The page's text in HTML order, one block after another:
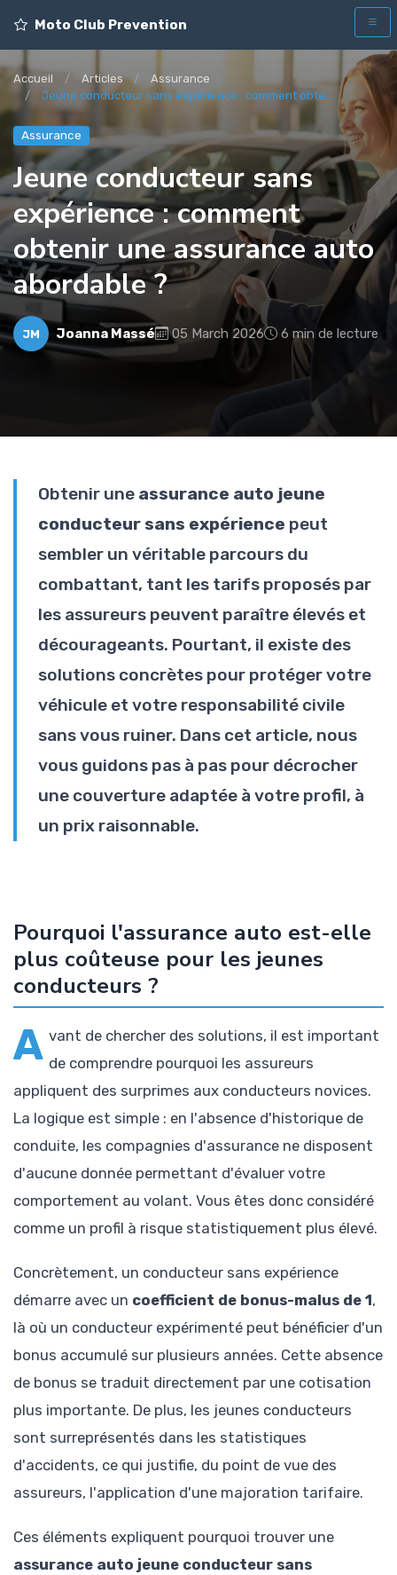
Moto Club Prevention
Accueil Articles
Assurance
Jeune conducteur sans expérience : comment obte...
Assurance
Jeune conducteur sans
expérience : comment
obtenir une assurance auto
abordable ?
JM Joanna Massé 05 March 2026 6 min de lecture
Obtenir une assurance auto jeune
conducteur sans expérience peut
sembler un véritable parcours du
combattant, tant les tarifs proposés par
les assureurs peuvent paraître élevés et
décourageants. Pourtant, il existe des
solutions concrètes pour protéger votre
véhicule et votre responsabilité civile
sans vous ruiner. Dans cet article, nous
vous guidons pas à pas pour décrocher
une couverture adaptée à votre profil, à
un prix raisonnable.
Pourquoi l'assurance auto est-elle
plus coûteuse pour les jeunes
conducteurs ?
A vant de chercher des solutions, il est important
de comprendre pourquoi les assureurs
appliquent des surprimes aux conducteurs novices.
La logique est simple : en l'absence d'historique de
conduite, les compagnies d'assurance ne disposent
d'aucune donnée permettant d'évaluer votre
comportement au volant. Vous êtes donc considéré
comme un profil à risque statistiquement plus élevé.
Concrètement, un conducteur sans expérience
démarre avec un coefficient de bonus-malus de 1,
là où un conducteur expérimenté peut bénéficier d'un
bonus accumulé sur plusieurs années. Cette absence
de bonus se traduit directement par une cotisation
plus importante. De plus, les jeunes conducteurs
sont surreprésentés dans les statistiques
d'accidents, ce qui justifie, du point de vue des
assureurs, l'application d'une majoration tarifaire.
Ces éléments expliquent pourquoi trouver une
assurance auto jeune conducteur sans